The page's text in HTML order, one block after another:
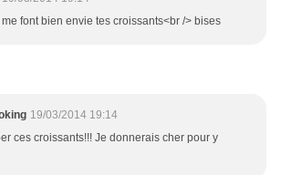
me font bien envie tes croissants<br /> bises
19/03/2014 19:14
ces croissants!!! Je donnerais cher pour y